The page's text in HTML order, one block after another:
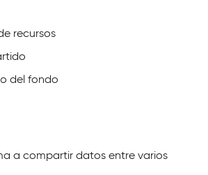
recursos
del fondo
a compartir datos entre varios